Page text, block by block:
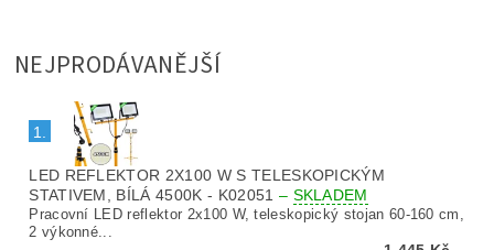
NEJPRODÁVANĚJŠÍ
1.
LED REFLEKTOR 2X100 W S TELESKOPICKÝM
STATIVEM, BÍLÁ 4500K - K02051 – SKLADEM
Pracovní LED reflektor 2x100 W, teleskopický stojan 60-160 cm,
2 výkonné...